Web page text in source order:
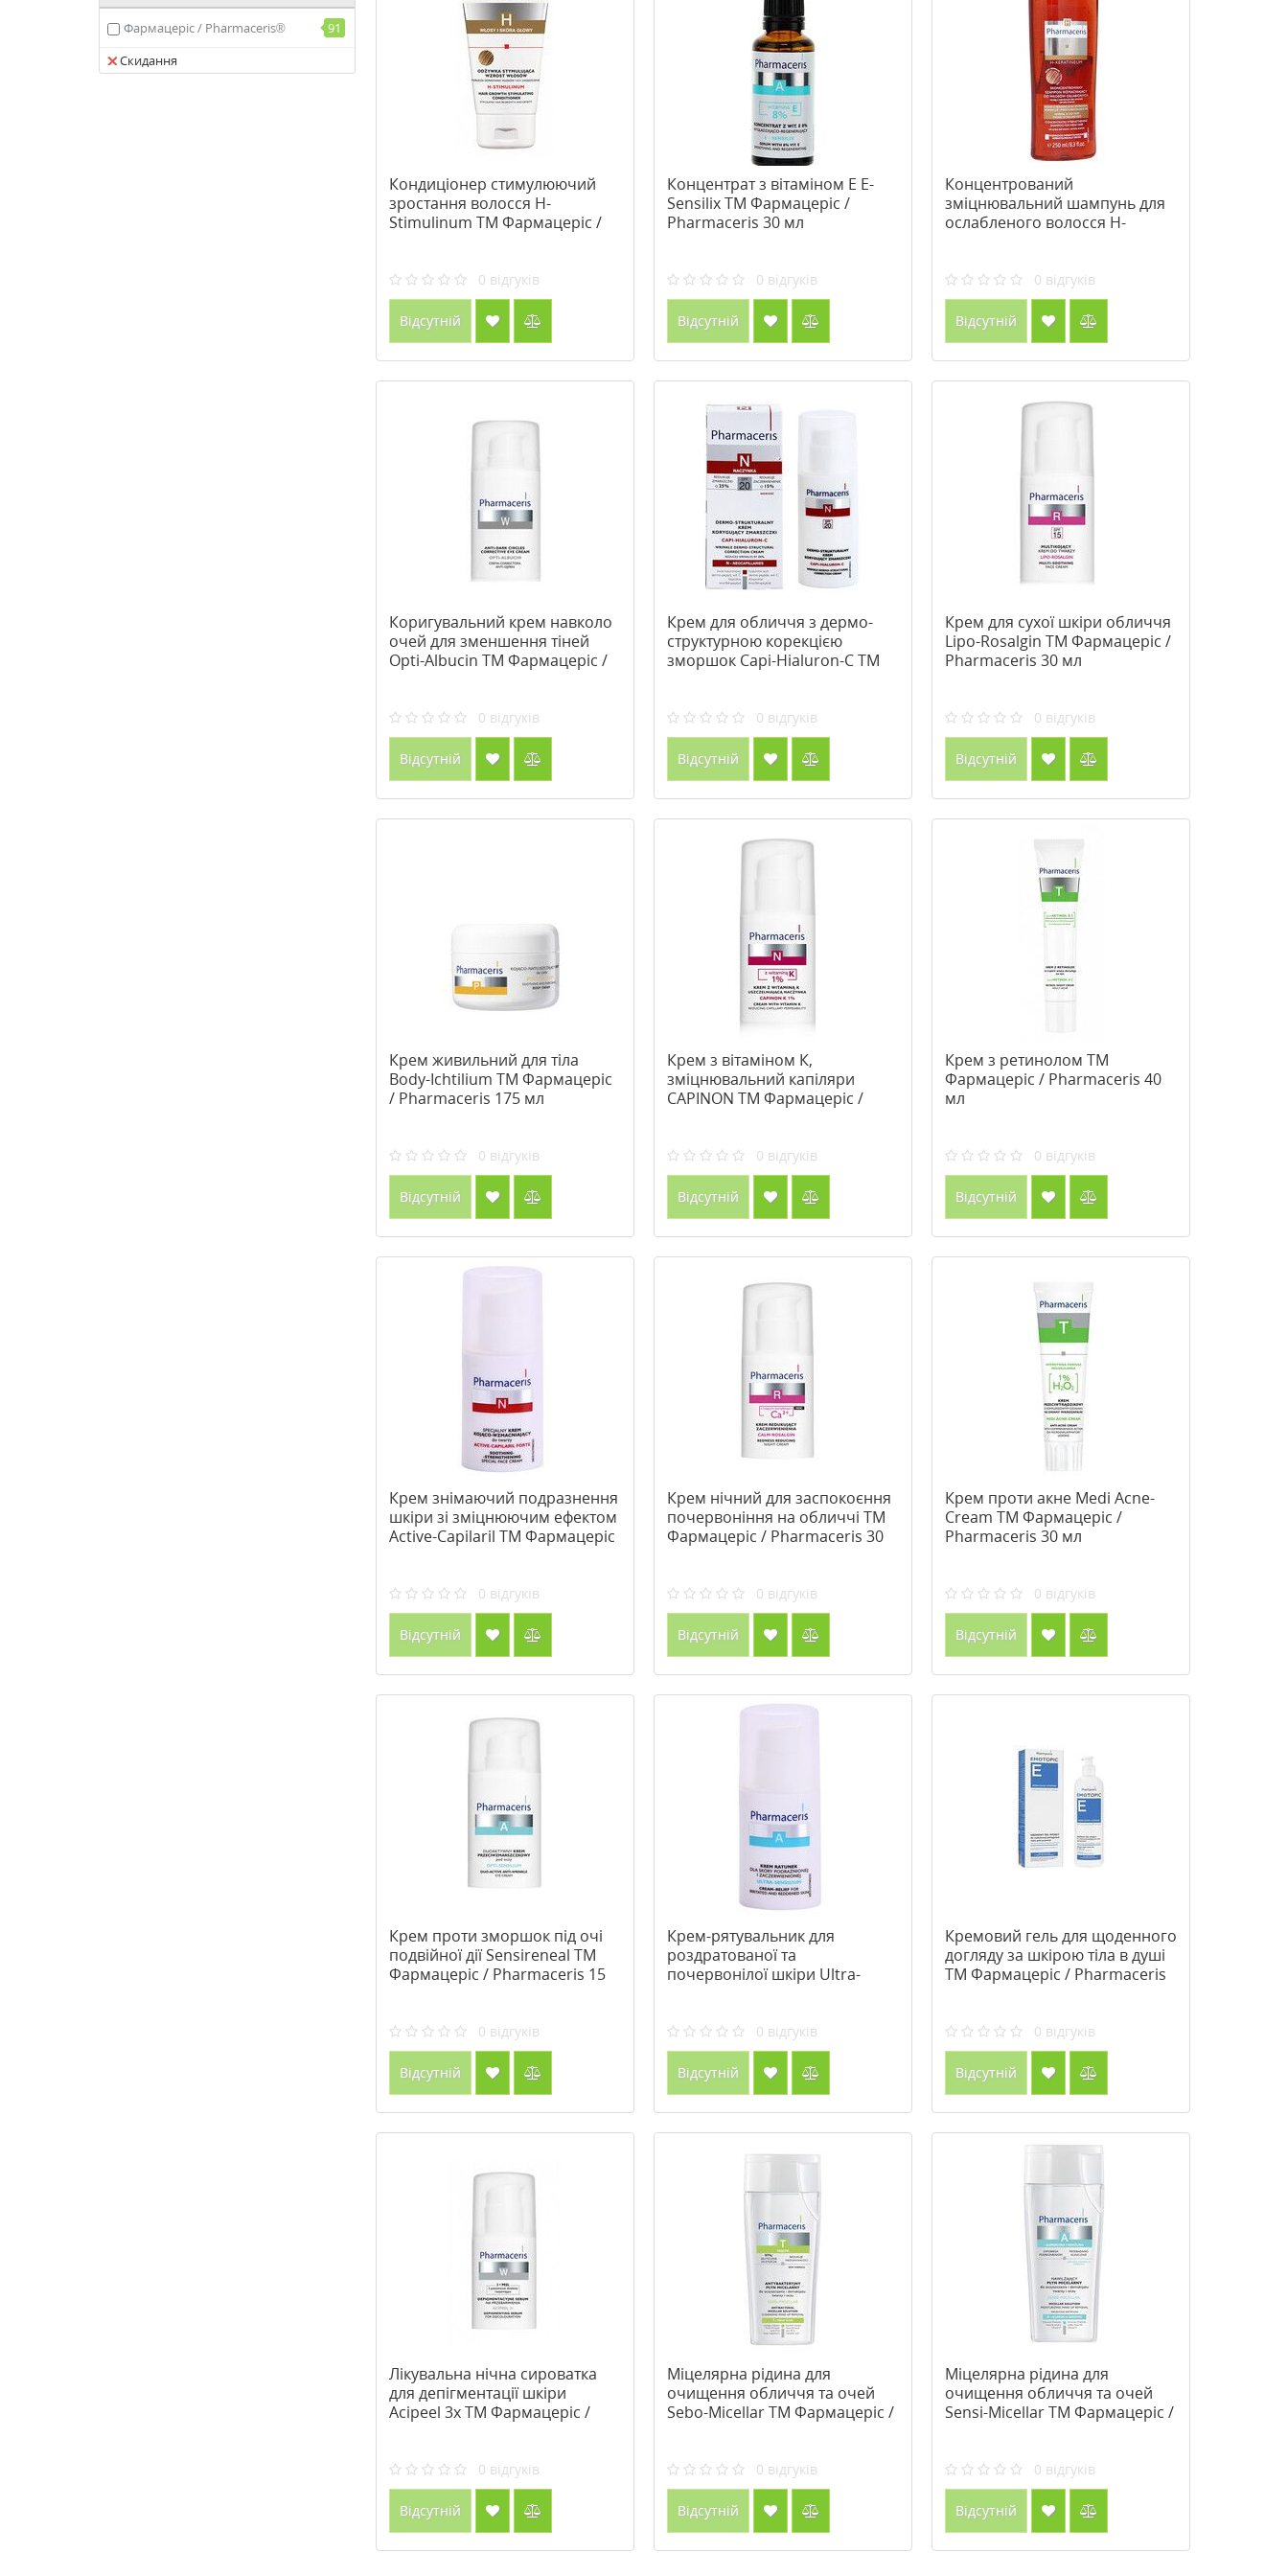
захист від сонця
8
7
зміцнення
2
Фармацеріс / Pharmaceris®
91
Скидання
Кондиціонер стимулюючий
зростання волосся H-
Stimulinum ТМ Фармацеріс /
0 відгуків
Відсутній
Концентрат з вітаміном Е E-
Sensilix ТМ Фармацеріс /
Pharmaceris 30 мл
0 відгуків
Відсутній
Концентрований
зміцнювальний шампунь для
ослабленого волосся H-
0 відгуків
Відсутній
Коригувальний крем навколо
очей для зменшення тіней
Opti-Albucin ТМ Фармацеріс /
0 відгуків
Відсутній
Крем для обличчя з дермо-
структурною корекцією
зморшок Capi-Hialuron-C ТМ
0 відгуків
Відсутній
Крем для сухої шкіри обличчя
Lipo-Rosalgin ТМ Фармацеріс /
Pharmaceris 30 мл
0 відгуків
Відсутній
Крем живильний для тіла
Body-Ichtilium ТМ Фармацеріс
/ Pharmaceris 175 мл
0 відгуків
Відсутній
Крем з вітаміном К,
зміцнювальний капіляри
CAPINON ТМ Фармацеріс /
0 відгуків
Відсутній
Крем з ретинолом ТМ
Фармацеріс / Pharmaceris 40
мл
0 відгуків
Відсутній
Крем знімаючий подразнення
шкіри зі зміцнюючим ефектом
Active-Capilaril ТМ Фармацеріс
0 відгуків
Відсутній
Крем нічний для заспокоєння
почервоніння на обличчі ТМ
Фармацеріс / Pharmaceris 30
0 відгуків
Відсутній
Крем проти акне Medi Acne-
Cream ТМ Фармацеріс /
Pharmaceris 30 мл
0 відгуків
Відсутній
Крем проти зморшок під очі
подвійної дії Sensireneal ТМ
Фармацеріс / Pharmaceris 15
0 відгуків
Відсутній
Крем-рятувальник для
роздратованої та
почервонілої шкіри Ultra-
0 відгуків
Відсутній
Кремовий гель для щоденного
догляду за шкірою тіла в душі
ТМ Фармацеріс / Pharmaceris
0 відгуків
Відсутній
Лікувальна нічна сироватка
для депігментації шкіри
Acipeel 3x ТМ Фармацеріс /
0 відгуків
Відсутній
Міцелярна рідина для
очищення обличчя та очей
Sebo-Micellar ТМ Фармацеріс /
0 відгуків
Відсутній
Міцелярна рідина для
очищення обличчя та очей
Sensi-Micellar ТМ Фармацеріс /
0 відгуків
Відсутній